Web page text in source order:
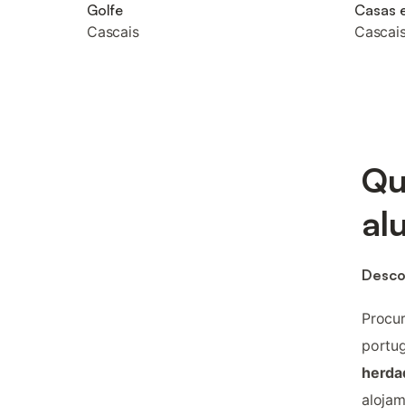
Golfe
Cascais
Casas